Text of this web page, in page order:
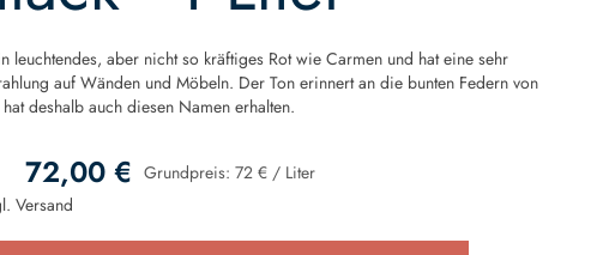
leuchtendes, aber nicht so kräftiges Rot wie Carmen und hat eine sehr
auf Wänden und Möbeln. Der Ton erinnert an die bunten Federn von
deshalb auch diesen Namen erhalten.
72,00 € Grundpreis: 72 € / Liter
Versand